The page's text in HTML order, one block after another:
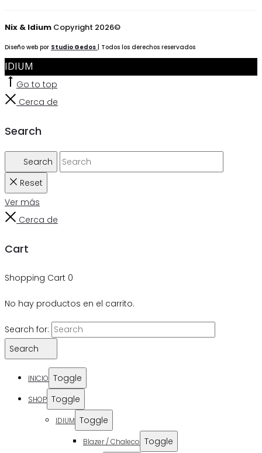
Nix & Idium Copyright 2026©
Diseño web por Studio Gedos | Todos los derechos reservados
IDIUM
Go to top
Cerca de
Search
Search
Reset
Ver más
Cerca de
Cart
Shopping Cart 0
No hay productos en el carrito.
Search for:
Search
INICIO Toggle
SHOP Toggle
IDIUM Toggle
Blazer / Chaleco Toggle